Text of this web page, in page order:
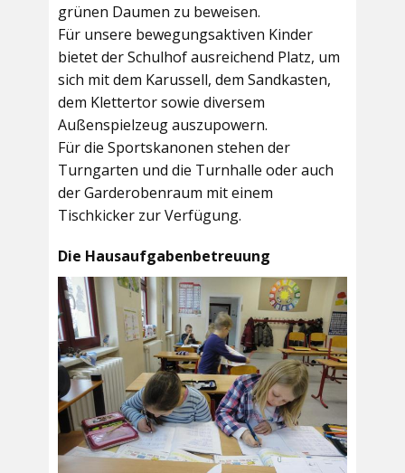
grünen Daumen zu beweisen.
Für unsere bewegungsaktiven Kinder
bietet derSchulhofausreichend Platz, um
sich mit dem Karussell, dem Sandkasten,
dem Klettertor sowie diversem
Außenspielzeug auszupowern.
Für die Sportskanonen stehen der
Turngarten und die Turnhalle oder auch
derGarderobenraum mit einem
Tischkicker zur Verfügung.
Die Hausaufgabenbetreuung